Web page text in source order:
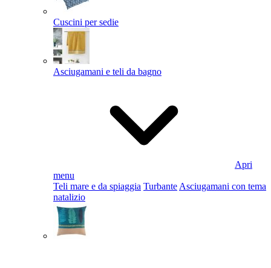
Cuscini per sedie
Asciugamani e teli da bagno
Apri
menu
Teli mare e da spiaggia Turbante Asciugamani con tema
natalizio